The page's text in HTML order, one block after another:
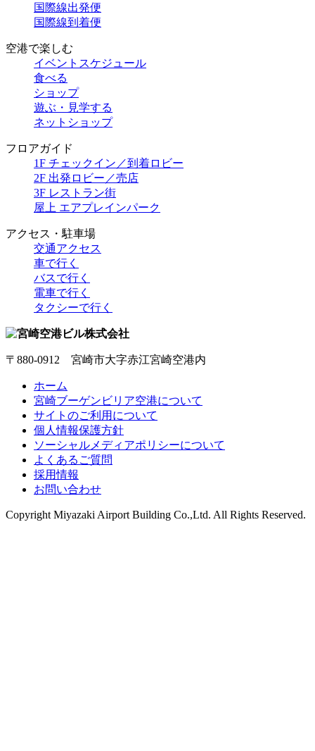
国際線出発便
国際線到着便
空港で楽しむ
イベントスケジュール
食べる
ショップ
遊ぶ・見学する
ネットショップ
フロアガイド
1F チェックイン／到着ロビー
2F 出発ロビー／売店
3F レストラン街
屋上 エアプレインパーク
アクセス・駐車場
交通アクセス
車で行く
バスで行く
電車で行く
タクシーで行く
〒880-0912 宮崎市大字赤江宮崎空港内
ホーム
宮崎ブーゲンビリア空港について
サイトのご利用について
個人情報保護方針
ソーシャルメディアポリシーについて
よくあるご質問
採用情報
お問い合わせ
Copyright Miyazaki Airport Building Co.,Ltd. All Rights Reserved.